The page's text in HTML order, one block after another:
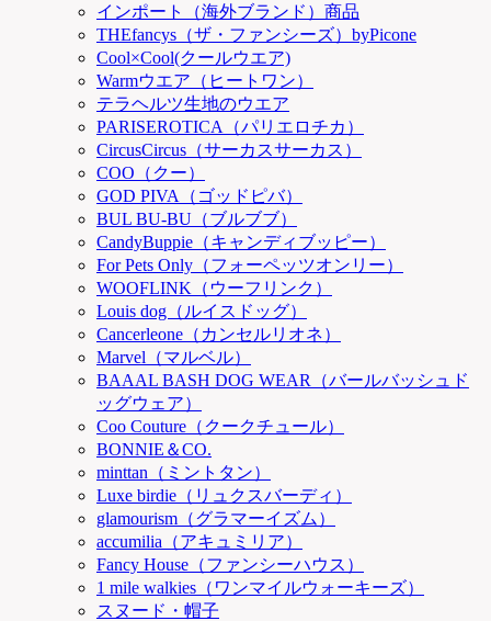
インポート（海外ブランド）商品
THEfancys（ザ・ファンシーズ）byPicone
Cool×Cool(クールウエア)
Warmウエア（ヒートワン）
テラヘルツ生地のウエア
PARISEROTICA（パリエロチカ）
CircusCircus（サーカスサーカス）
COO（クー）
GOD PIVA（ゴッドピバ）
BUL BU-BU（ブルブブ）
CandyBuppie（キャンディブッピー）
For Pets Only（フォーペッツオンリー）
WOOFLINK（ウーフリンク）
Louis dog（ルイスドッグ）
Cancerleone（カンセルリオネ）
Marvel（マルベル）
BAAAL BASH DOG WEAR（バールバッシュド
ッグウェア）
Coo Couture（クークチュール）
BONNIE＆CO.
minttan（ミントタン）
Luxe birdie（リュクスバーディ）
glamourism（グラマーイズム）
accumilia（アキュミリア）
Fancy House（ファンシーハウス）
1 mile walkies（ワンマイルウォーキーズ）
スヌード・帽子